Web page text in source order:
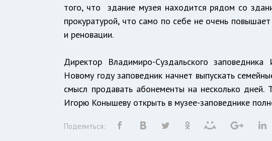
того, что здание музея находится рядом со
прокуратурой, что само по себе не очень
и реновации.
Директор Владимиро-Суздальского
Новому году заповедник начнет выпускать
смысл продавать абонементы на несколько
Игорю Конышеву открыть в музее-заповеднике
Поделиться: